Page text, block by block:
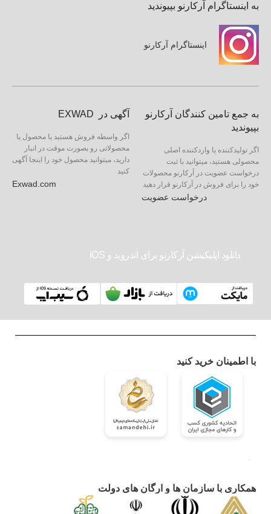
به اینستاگرام آرکارنو بپیوندید
اینستاگرام آرکارنو
به جمع تامین کنندگان آرکارنو
بپیوندید
اگر تولیدکننده یا واردکننده اصلی
محصولی هستید، میتوانید با ثبت
درخواست عضویت در آرکارنو محصولات
خود را برای فروش در آرکارنو قرار دهید
درخواست عضویت
آگهی در EXWAD
اگر واسطه فروش هستید یا محصول یا
محصولاتی رو بصورت موقت در انبار
دارید، میتوانید محصول خود را اینجا آگهی
کنید
Exwad.com
دانلود اپلیکیشن آرکارنو برای اندروید و iOS
با اطمینان خرید کنید
همکاری با سازمان ها و ارگان های دولت